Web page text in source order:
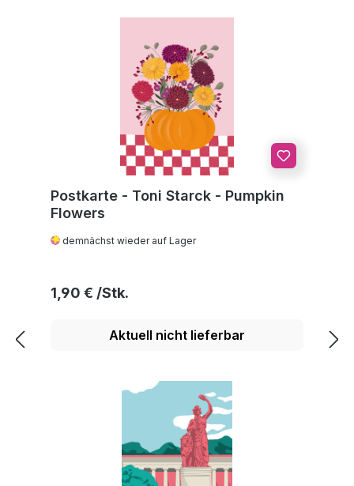
Postkarte - Toni Starck - Pumpkin
Flowers
demnächst wieder auf Lager
Regulärer Preis:
1,90 €
Aktuell nicht lieferbar